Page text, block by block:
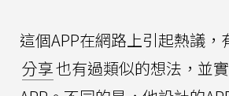
這個APP在網路上引起熱議，
分享也有過類似的想法，並